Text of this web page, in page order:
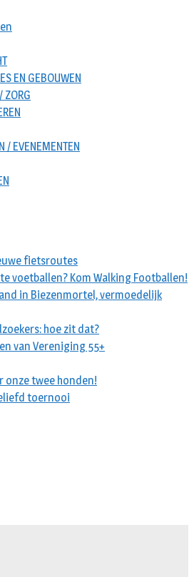
EN GEBOUWEN
ZORG
/ EVENEMENTEN
fietsroutes
voetballen? Kom Walking Footballen!
in Biezenmortel, vermoedelijk
hoe zit dat?
van Vereniging 55+
onze twee honden!
toernooi